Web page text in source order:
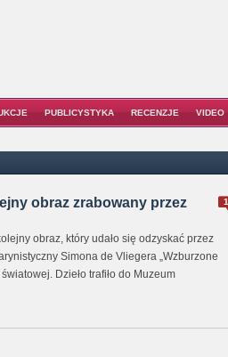
PUBLICYSTYKA RECENZJE VIDEO
1
obraz zrabowany przez
obraz, który udało się odzyskać przez
Simona de Vliegera „Wzburzone
Dzieło trafiło do Muzeum